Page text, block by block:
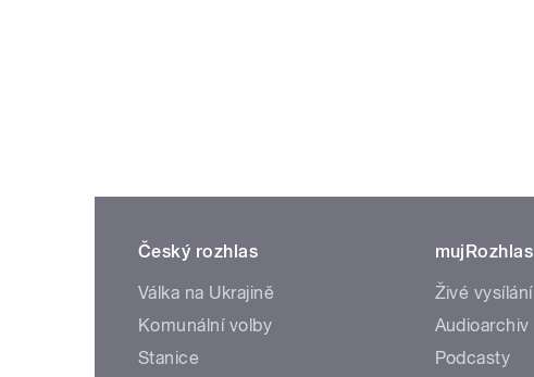
Český rozhlas
Válka na Ukrajině
Komunální volby
Stanice
mujRozhlas
Živé vysílání
Audioarchiv
Podcasty